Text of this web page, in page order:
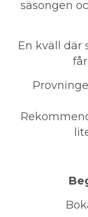
säsongen
En kväll där